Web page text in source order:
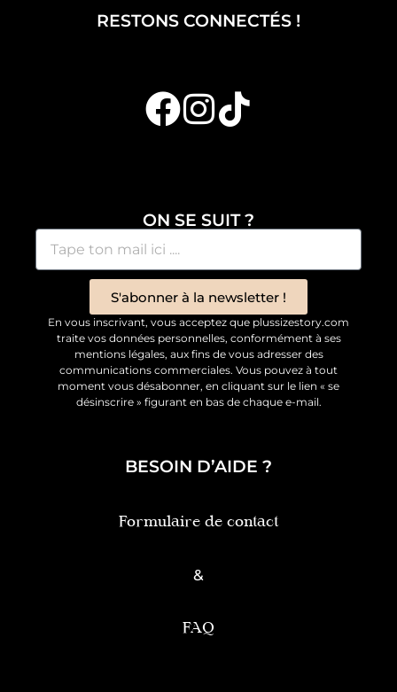
RESTONS CONNECTÉS !
ON SE SUIT ?
S'abonner à la newsletter !
En vous inscrivant, vous acceptez que plussizestory.com
traite vos données personnelles, conformément à ses
mentions légales, aux fins de vous adresser des
communications commerciales. Vous pouvez à tout
moment vous désabonner, en cliquant sur le lien « se
désinscrire » figurant en bas de chaque e-mail.
BESOIN D’AIDE ?
Formulaire de contact
&
FAQ